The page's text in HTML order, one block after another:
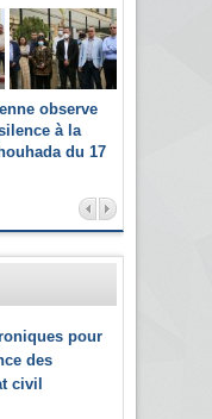
observe
à la
du 17
pour
des
civil